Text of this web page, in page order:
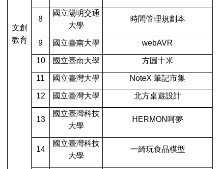
文創
教育
8
國立陽明交通
大學
時間管理規劃本
9 國立臺南大學 webAVR
10 國立臺南大學 方圓十米
11 國立臺灣大學 NoteX 筆記市集
12 國立臺灣大學 北方桌遊設計
13
國立臺灣科技
大學
HERMON 呵夢
14
國立臺灣科技
大學
一綺玩食品模型